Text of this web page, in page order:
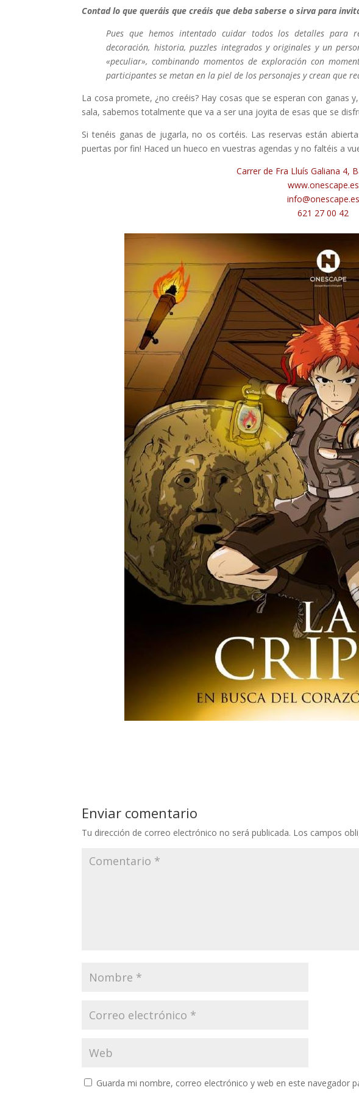
Contad lo que queráis que creáis que deba saberse o sirva para
Pues que hemos intentado cuidar todos los detalles para
decoración, historia, puzzles integrados y originales y un
«peculiar», combinando momentos de exploración con
participantes se metan en la piel de los personajes y crean que
La cosa promete, ¿no creéis? Hay cosas que se esperan con ganas
sala, sabemos totalmente que va a ser una joyita de esas que se
Si tenéis ganas de jugarla, no os cortéis. Las reservas están
puertas por fin! Haced un hueco en vuestras agendas y no faltéis a
Carrer de Fra Lluís Galiana 4,
www.onescape.es
info@onescape.es
621 27 00 42
Enviar comentario
Tu dirección de correo electrónico no será publicada. Los campos
Guarda mi nombre, correo electrónico y web en este navegador